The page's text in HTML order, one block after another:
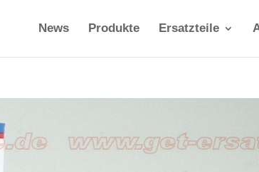
News Produkte Ersatzteile